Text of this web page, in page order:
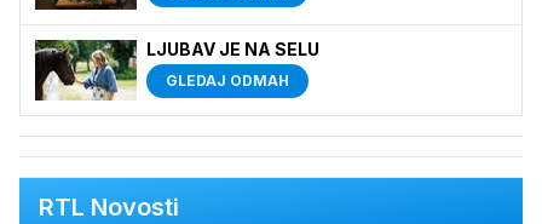
LJUBAV JE NA SELU
GLEDAJ ODMAH
RTL Novosti